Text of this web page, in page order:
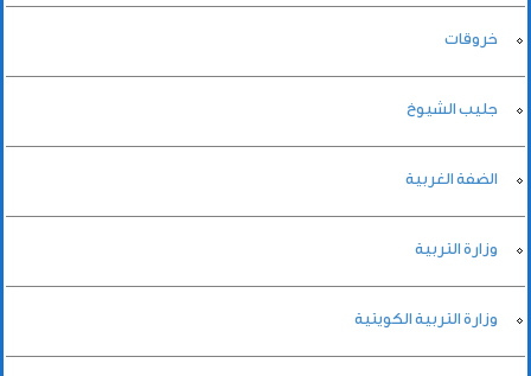
خروقات
جليب الشيوخ
الضفة الغربية
وزارة التربية
وزارة التربية الكويتية